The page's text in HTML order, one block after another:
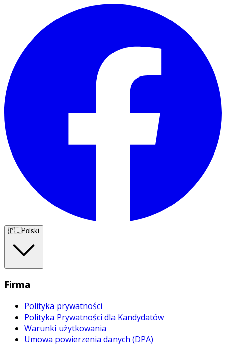
🇵🇱Polski
Firma
Polityka prywatności
Polityka Prywatności dla Kandydatów
Warunki użytkowania
Umowa powierzenia danych (DPA)